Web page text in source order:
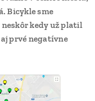
Bicykle sme
kedy už platil
prvé negatívne